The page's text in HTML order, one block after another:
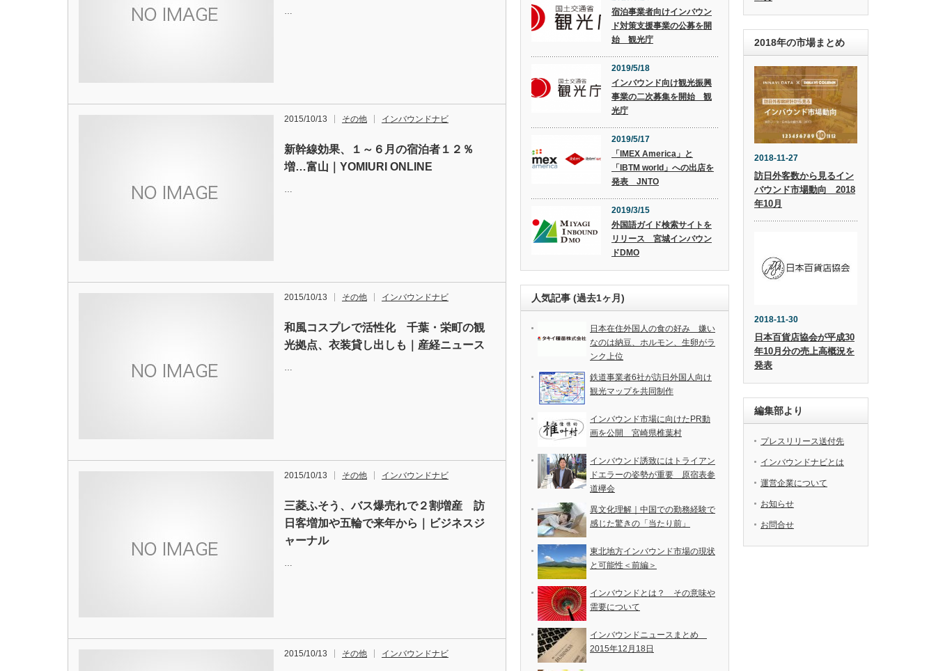
…
2015/10/13 その他 インバウンドナビ
新幹線効果、１～６月の宿泊者１２％
増…富山｜YOMIURI ONLINE
…
2015/10/13 その他 インバウンドナビ
和風コスプレで活性化 千葉・栄町の観
光拠点、衣装貸し出しも｜産経ニュース
…
2015/10/13 その他 インバウンドナビ
三菱ふそう、バス爆売れで２割増産 訪
日客増加や五輪で来年から｜ビジネスジ
ャーナル
…
2015/10/13 その他 インバウンドナビ
宿泊事業者向けインバウン
ド対策支援事業の公募を開
始 観光庁
2019/5/18
インバウンド向け観光振興
事業の二次募集を開始 観
光庁
2019/5/17
「IMEX America」と
「IBTM world」への出店を
発表 JNTO
2019/3/15
外国語ガイド検索サイトを
リリース 宮城インバウン
ドDMO
人気記事 (過去1ヶ月)
日本在住外国人の食の好み 嫌い
なのは納豆、ホルモン、生卵がラ
ンク上位
鉄道事業者6社が訪日外国人向け
観光マップを共同制作
インバウンド市場に向けたPR動
画を公開 宮崎県椎葉村
インバウンド誘致にはトライアン
ドエラーの姿勢が重要 原宿表参
道欅会
異文化理解｜中国での勤務経験で
感じた驚きの「当たり前」
東北地方インバウンド市場の現状
と可能性＜前編＞
インバウンドとは？ その意味や
需要について
インバウンドニュースまとめ
2015年12月18日
2018年の市場まとめ
2018-11-27
訪日外客数から見るイン
バウンド市場動向 2018
年10月
2018-11-30
日本百貨店協会が平成30
年10月分の売上高概況を
発表
編集部より
プレスリリース送付先
インバウンドナビとは
運営企業について
お知らせ
お問合せ